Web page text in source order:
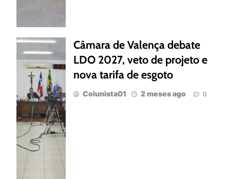
Câmara de Valença debate
LDO 2027, veto de projeto e
nova tarifa de esgoto
Colunista01 2 meses ago 0